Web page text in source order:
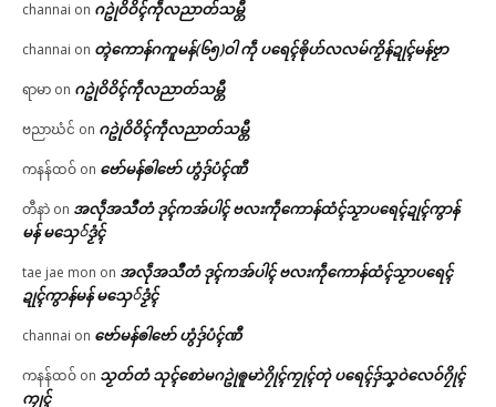
channai on ဂဥုဲဝိဝိၚ်ကဵုလညာတ်သမ္တီ
channai on တ္ၚဲကောန်ဂကူမန်(၆၅)ဝါ ကဵု ပရေၚ်ၜိုဟ်လလမ်ကၟိန်ဍုၚ်မန်ဗၟာ
ရာမာ on ဂဥုဲဝိဝိၚ်ကဵုလညာတ်သမ္တီ
ဗညာဃံင် on ဂဥုဲဝိဝိၚ်ကဵုလညာတ်သမ္တီ
ကနန်ထဝ် on ဗော်မန်ၜါဗော် ဟွံဒှ်ပံၚ်ဏီ
တီနာဲ on အလဵုအသဳတံ ဒုၚ်ကအ်ပါၚ် ဗလးကဵုကောန်ထံၚ်သၟာပရေၚ်ဍုၚ်ကွာန်
မန် မသှေ်ဒၟံၚ်
tae jae mon on အလဵုအသဳတံ ဒုၚ်ကအ်ပါၚ် ဗလးကဵုကောန်ထံၚ်သၟာပရေၚ်
ဍုၚ်ကွာန်မန် မသှေ်ဒၟံၚ်
channai on ဗော်မန်ၜါဗော် ဟွံဒှ်ပံၚ်ဏီ
ကနန်ထဝ် on သၟတ်တံ သုၚ်စောဲမဂဥုဲၜူမာဲဂၠိုၚ်ကၠုၚ်တုဲ ပရေၚ်ဒှ်သၞဝဲလေဝ်ဂၠိုၚ်
ကၠုၚ်